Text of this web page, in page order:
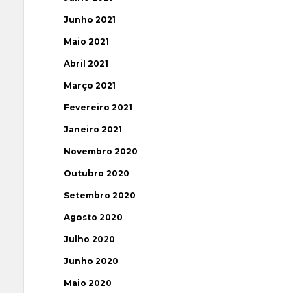
Junho 2021
Maio 2021
Abril 2021
Março 2021
Fevereiro 2021
Janeiro 2021
Novembro 2020
Outubro 2020
Setembro 2020
Agosto 2020
Julho 2020
Junho 2020
Maio 2020